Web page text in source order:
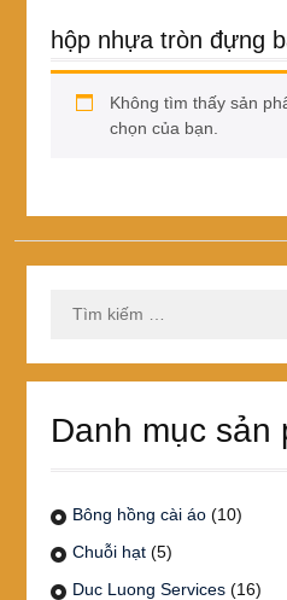
hộp nhựa tròn đựng
Không tìm thấy sản
chọn của bạn.
kiếm
Danh mục sản
Bông hồng cài áo (10)
Chuỗi hạt (5)
Duc Luong Services (16)